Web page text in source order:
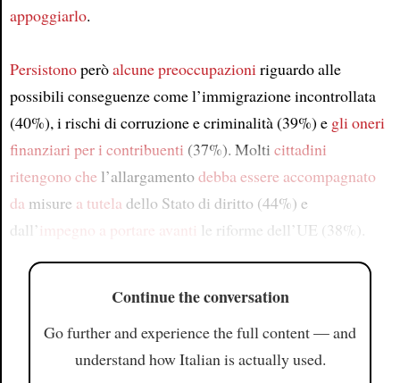
appoggiarlo.
Persistonoperòalcune preoccupazioni riguardo alle
possibili conseguenze come l’immigrazione incontrollata
(40%), i rischi di corruzione e criminalità (39%) e gli oneri
finanziari per i contribuenti (37%). Molti cittadini
ritengono chel’allargamentodebba essere accompagnato
da misure a tutela dello Stato di diritto (44%) e
dall’impegno a portare avanti le riforme dell’UE (38%).
Continue the conversation
Go further and experience the full content — and
understand how Italian is actually used.